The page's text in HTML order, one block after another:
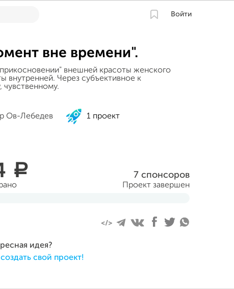
Войти
вне времени".
внешней красоты женского
внутренней. Через субъективное к
чувственному.
Ов-Лебедев 1 проект
a 7 спонсоров
Проект завершен
идея?
создать свой проект!